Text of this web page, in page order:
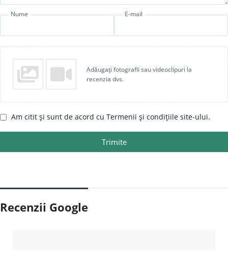
Nume E-mail
Adăugați fotografii sau videoclipuri la
recenzia dvs.
Am citit și sunt de acord cu Termenii și condițiile site-ului.
Trimite
Recenzii Google